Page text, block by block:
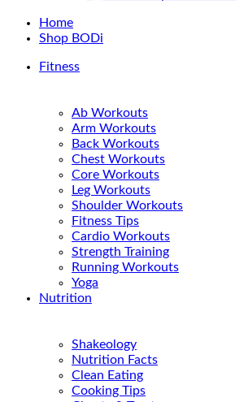
Home
Shop BODi
Fitness
Ab Workouts
Arm Workouts
Back Workouts
Chest Workouts
Core Workouts
Leg Workouts
Shoulder Workouts
Fitness Tips
Cardio Workouts
Strength Training
Running Workouts
Yoga
Nutrition
Shakeology
Nutrition Facts
Clean Eating
Cooking Tips